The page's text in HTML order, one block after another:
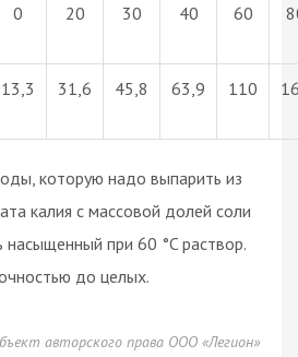
0 20 30 40 60
13,3 31,6 45,8 63,9 110
которую надо выпарить из
калия с массовой долей соли
насыщенный при 60 °C раствор.
до целых.
авторского права ООО «Легион»